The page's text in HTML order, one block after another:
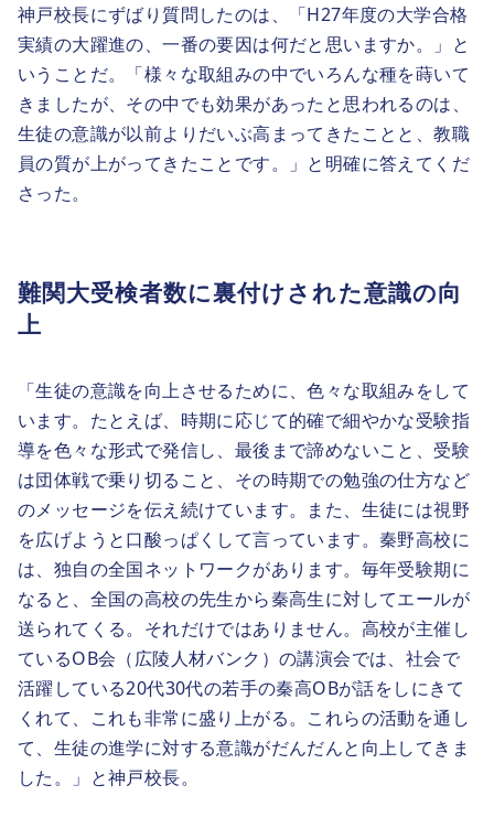
神戸校長にずばり質問したのは、「H27年度の大学合格
実績の大躍進の、一番の要因は何だと思いますか。」と
いうことだ。「様々な取組みの中でいろんな種を蒔いて
きましたが、その中でも効果があったと思われるのは、
生徒の意識が以前よりだいぶ高まってきたことと、教職
員の質が上がってきたことです。」と明確に答えてくだ
さった。
難関大受検者数に裏付けされた意識の向
上
「生徒の意識を向上させるために、色々な取組みをして
います。たとえば、時期に応じて的確で細やかな受験指
導を色々な形式で発信し、最後まで諦めないこと、受験
は団体戦で乗り切ること、その時期での勉強の仕方など
のメッセージを伝え続けています。また、生徒には視野
を広げようと口酸っぱくして言っています。秦野高校に
は、独自の全国ネットワークがあります。毎年受験期に
なると、全国の高校の先生から秦高生に対してエールが
送られてくる。それだけではありません。高校が主催し
ているOB会（広陵人材バンク）の講演会では、社会で
活躍している20代30代の若手の秦高OBが話をしにきて
くれて、これも非常に盛り上がる。これらの活動を通し
て、生徒の進学に対する意識がだんだんと向上してきま
した。」と神戸校長。